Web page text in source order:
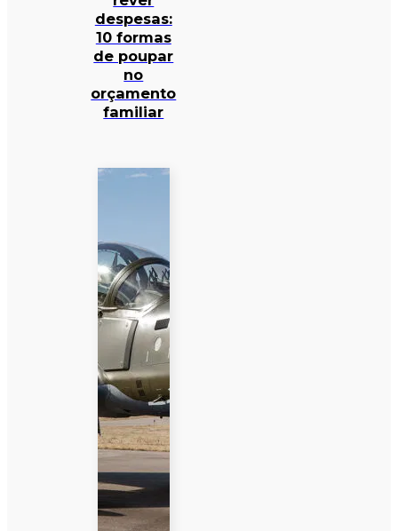
despesas:
10 formas
de poupar
no
orçamento
familiar